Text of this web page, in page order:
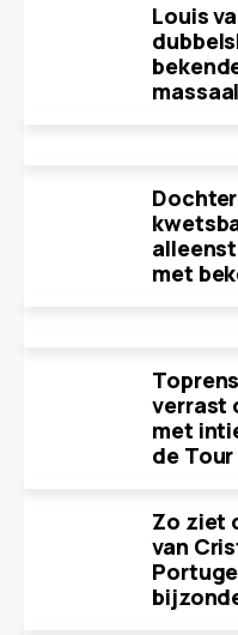
Louis
met
verrast
met
de Tour
Zo ziet
van